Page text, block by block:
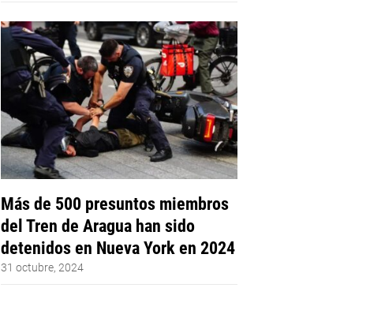
Más de 500 presuntos miembros
del Tren de Aragua han sido
detenidos en Nueva York en 2024
31 octubre, 2024